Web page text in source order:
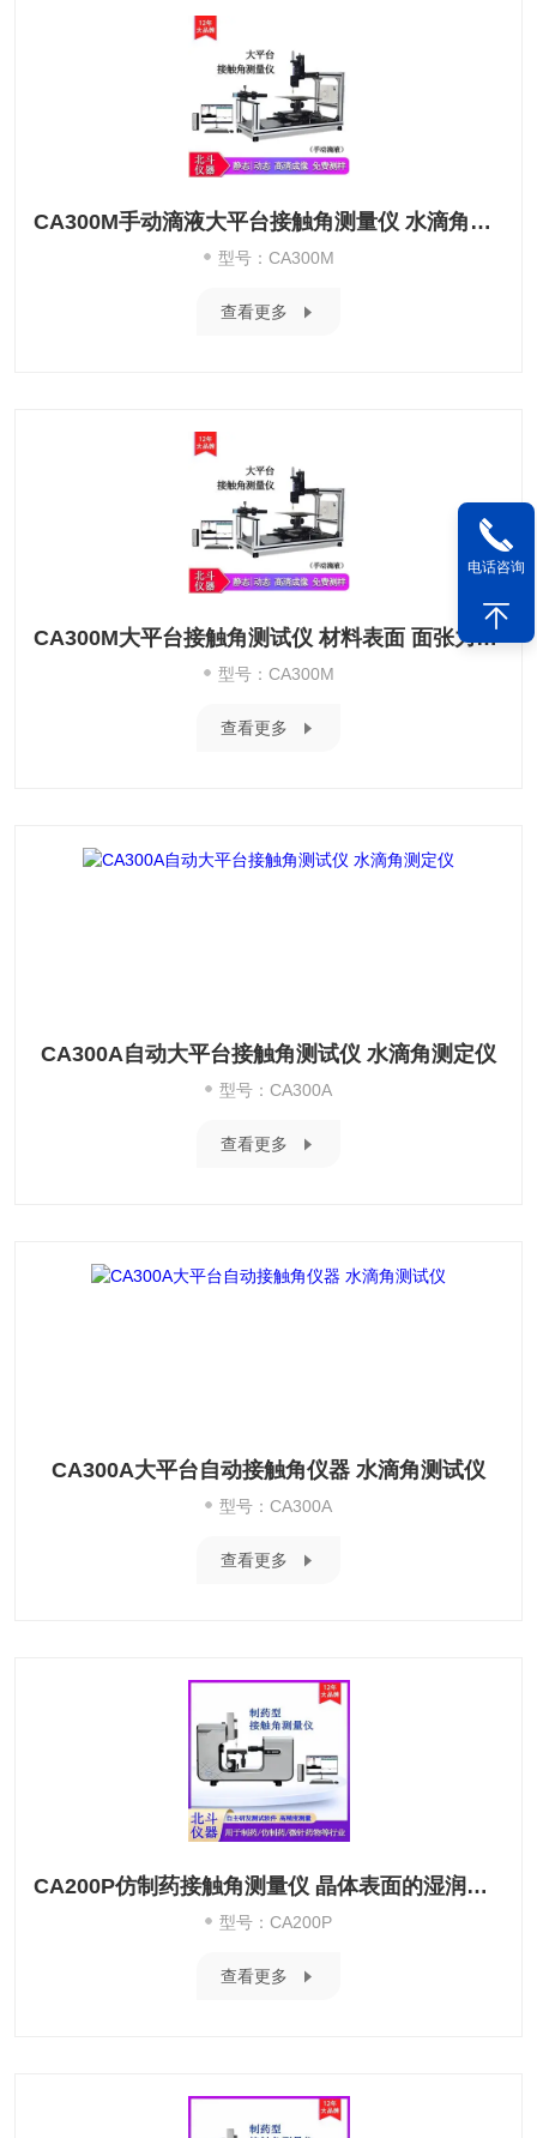
CA300M手动滴液大平台接触角测量仪 水滴角测试仪
型号：CA300M
查看更多
CA300M大平台接触角测试仪 材料表面 面张力测量
型号：CA300M
查看更多
CA300A自动大平台接触角测试仪 水滴角测定仪
型号：CA300A
查看更多
CA300A大平台自动接触角仪器 水滴角测试仪
型号：CA300A
查看更多
CA200P仿制药接触角测量仪 晶体表面的湿润性测试
型号：CA200P
查看更多
电话咨询